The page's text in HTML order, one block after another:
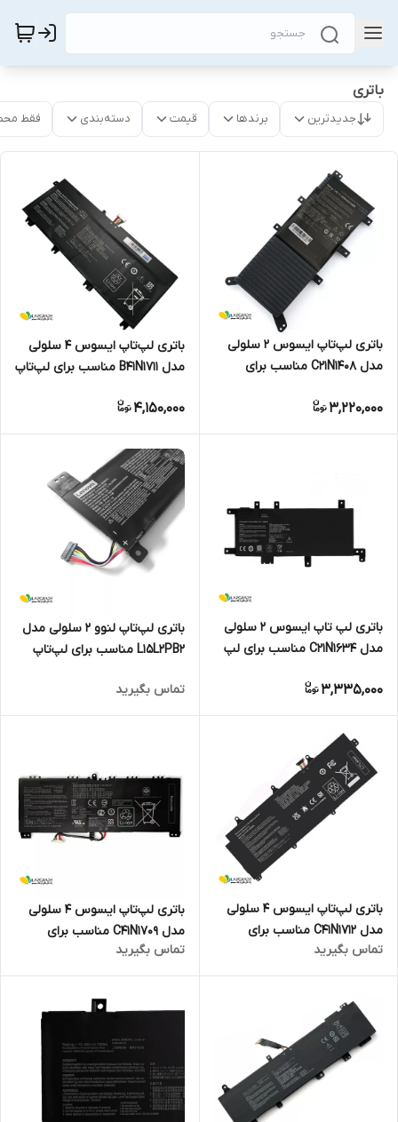
باتری
جدیدترین برندها قیمت دسته‌بندی فقط
باتری لپ‌تاپ ایسوس 2 سلولی
مدل C21N1408 مناسب برای
K555 X555
3,220,000
باتری لپ‌تاپ ایسوس 4 سلولی
مدل B41N1711 مناسب برای لپ‌تاپ
4,150,000
باتری لپ تاپ ایسوس 2 سلولی
مدل C21N1634 مناسب برای لپ
V587U X580B X542U FL5900
3,335,000
باتری لپ‌تاپ لنوو 2 سلولی مدل
L15L2PB2 مناسب برای لپ‌تاپ
تماس بگیرید
باتری لپ‌تاپ ایسوس 4 سلولی
مدل C41N1712 مناسب برای
لپ‌تاپ ASUS ROG Zephyrus
GX501
تماس بگیرید
باتری لپ‌تاپ ایسوس 4 سلولی
مدل C41N1709 مناسب برای
لپ‌تاپ ASUS ROG Strix GL503
تماس بگیرید